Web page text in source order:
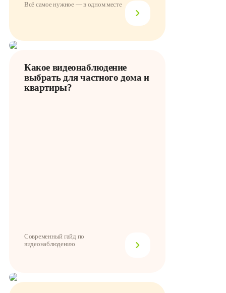
Всё самое нужное — в одном месте
Какое видеонаблюдение
выбрать для частного дома и
квартиры?
Современный гайд по
видеонаблюдению